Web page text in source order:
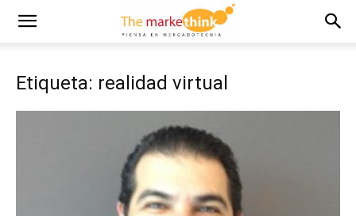
Etiqueta: realidad virtual